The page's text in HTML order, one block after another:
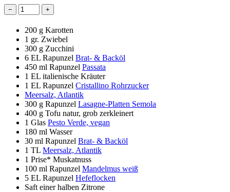
− +
200 g Karotten
1 gr. Zwiebel
300 g Zucchini
6 EL Rapunzel Brat- & Backöl
450 ml Rapunzel Passata
1 EL italienische Kräuter
1 EL Rapunzel Cristallino Rohrzucker
Meersalz, Atlantik
300 g Rapunzel Lasagne-Platten Semola
400 g Tofu natur, grob zerkleinert
1 Glas Pesto Verde, vegan
180 ml Wasser
30 ml Rapunzel Brat- & Backöl
1 TL Meersalz, Atlantik
1 Prise* Muskatnuss
100 ml Rapunzel Mandelmus weiß
5 EL Rapunzel Hefeflocken
Saft einer halben Zitrone